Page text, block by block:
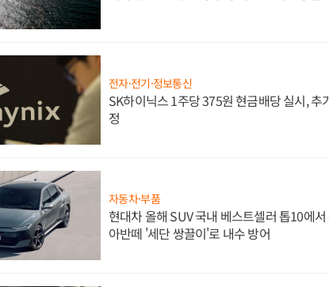
전자·전기·정보통신
SK하이닉스 1주당 375원 현금배당 실시, 추
정
자동차·부품
현대차 올해 SUV 국내 베스트셀러 톱10에
아반떼 '세단 쌍끌이'로 내수 방어